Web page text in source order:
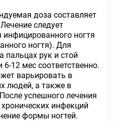
доза составляет
следует
ногтя
ногтя). Для
пальцах рук и стой
12 мес соответственно.
варьировать в
людей, а также в
успешного лечения
инфекций
формы ногтей.